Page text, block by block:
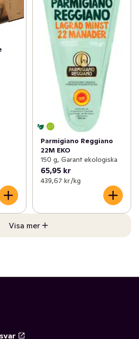
Parmigiano Reggiano
22M EKO
150 g, Garant ekologiska
65,95 kr
439,67 kr /kg
Visa mer